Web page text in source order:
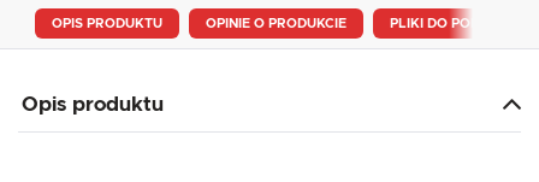
OPIS PRODUKTU OPINIE O PRODUKCIE PLIKI DO POBRANIA
Opis produktu